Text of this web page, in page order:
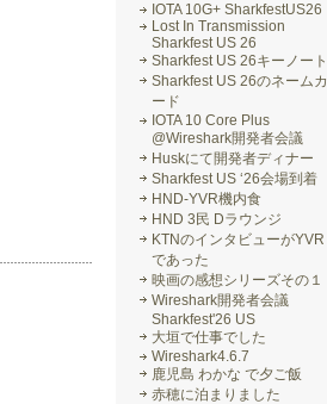
IOTA 10G+ SharkfestUS26
Lost In Transmission
Sharkfest US 26
Sharkfest US 26キーノート
Sharkfest US 26のネームカ
ード
IOTA 10 Core Plus
@Wireshark開発者会議
Huskにて開発者ディナー
Sharkfest US ‘26会場到着
HND-YVR機内食
HND 3民 Dラウンジ
KTNのインタビューがYVR
であった
映画の感想シリーズその１
Wireshark開発者会議
Sharkfest'26 US
大垣で仕事でした
Wireshark4.6.7
鹿児島 わかな で夕ご飯
赤穂に泊まりました